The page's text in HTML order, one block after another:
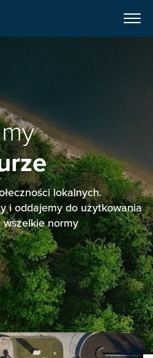
Oferta
Serwis
Wiedza
EN
A
się
lokalnych.
i oddajemy do użytkowania
wszelkie normy